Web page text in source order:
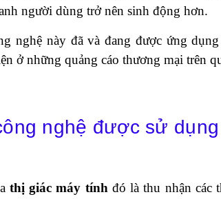
người dùng trở nên sinh động hơn.
nghệ này đã và đang được ứng
ở những quảng cáo thương mại trên
nghệ được sử
thị giác máy tính đó là thu nhận các